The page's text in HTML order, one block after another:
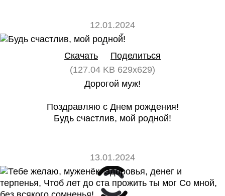
12.01.2024
0
Скачать
Поделиться
(127.04 KB 629x629)
Дорогой муж!
Поздравляю с Днем рождения!
Будь счастлив, мой родной!
13.01.2024
0